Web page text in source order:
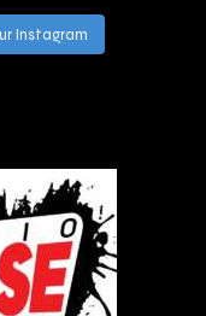
Instagram